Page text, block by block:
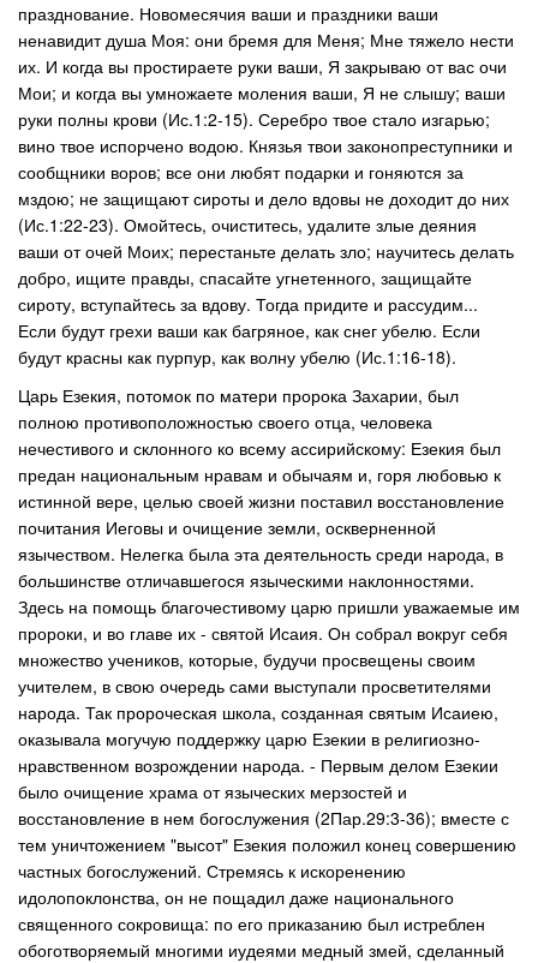
празднование. Новомесячия ваши и праздники ваши
ненавидит душа Моя: они бремя для Меня; Мне тяжело нести
их. И когда вы простираете руки ваши, Я закрываю от вас очи
Мои; и когда вы умножаете моления ваши, Я не слышу; ваши
руки полны крови (Ис.1:2-15). Серебро твое стало изгарью;
вино твое испорчено водою. Князья твои законопреступники и
сообщники воров; все они любят подарки и гоняются за
мздою; не защищают сироты и дело вдовы не доходит до них
(Ис.1:22-23). Омойтесь, очиститесь, удалите злые деяния
ваши от очей Моих; перестаньте делать зло; научитесь делать
добро, ищите правды, спасайте угнетенного, защищайте
сироту, вступайтесь за вдову. Тогда придите и рассудим...
Если будут грехи ваши как багряное, как снег убелю. Если
будут красны как пурпур, как волну убелю (Ис.1:16-18).
Царь Езекия, потомок по матери пророка Захарии, был
полною противоположностью своего отца, человека
нечестивого и склонного ко всему ассирийскому: Езекия был
предан национальным нравам и обычаям и, горя любовью к
истинной вере, целью своей жизни поставил восстановление
почитания Иеговы и очищение земли, оскверненной
язычеством. Нелегка была эта деятельность среди народа, в
большинстве отличавшегося языческими наклонностями.
Здесь на помощь благочестивому царю пришли уважаемые им
пророки, и во главе их - святой Исаия. Он собрал вокруг себя
множество учеников, которые, будучи просвещены своим
учителем, в свою очередь сами выступали просветителями
народа. Так пророческая школа, созданная святым Исаиею,
оказывала могучую поддержку царю Езекии в религиозно-
нравственном возрождении народа. - Первым делом Езекии
было очищение храма от языческих мерзостей и
восстановление в нем богослужения (2Пар.29:3-36); вместе с
тем уничтожением "высот" Езекия положил конец совершению
частных богослужений. Стремясь к искоренению
идолопоклонства, он не пощадил даже национального
священного сокровища: по его приказанию был истреблен
обоготворяемый многими иудеями медный змей, сделанный